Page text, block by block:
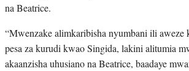
na Beatrice.
“Mwenzake alimkaribisha nyumbani ili aweze
pesa za kurudi kwao Singida, lakini alitumia
akaanzisha uhusiano na Beatrice, baadaye